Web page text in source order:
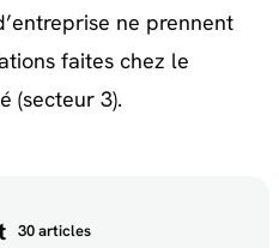
ne prennent
faites chez le
(secteur 3).
30 articles